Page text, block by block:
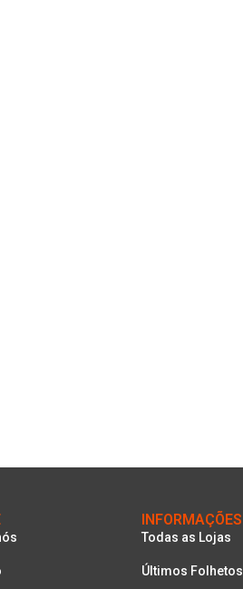
INFORMAÇÕES
Todas as Lojas
Últimos Folhetos